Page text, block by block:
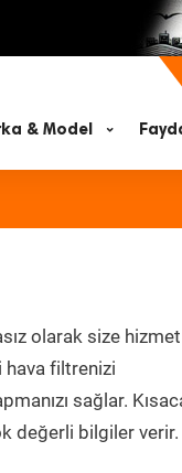
& Model
olarak size
hava filtrenizi
sağlar.
değerli bilgiler verir.